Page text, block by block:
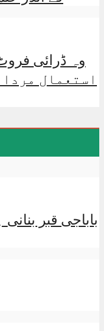
استعمال
باباجی قبر